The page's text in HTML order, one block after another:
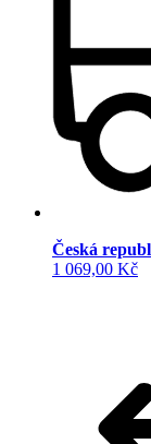
Česká
1 069,00 Kč